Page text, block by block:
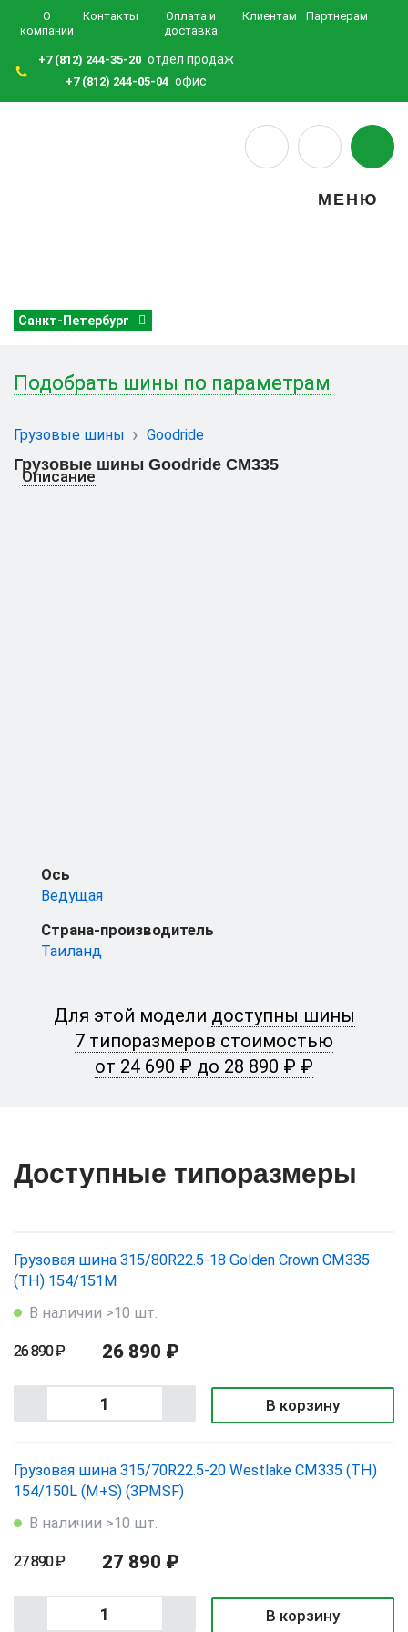
О
компании
Контакты
Оплата и
доставка
Клиентам Партнерам
+7 (812) 244-35-20 отдел продаж
+7 (812) 244-05-04 офис
Санкт-Петербург
МЕНЮ
Подобрать шины по параметрам
Грузовые шины Goodride
Грузовые шины Goodride CM335
Описание
Ось
Ведущая
Страна-производитель
Таиланд
Для этой модели доступны шины
7 типоразмеров стоимостью
от 24 690 ₽ до 28 890 ₽ ₽
Доступные типоразмеры
Грузовая шина 315/80R22.5-18 Golden Crown CM335
(TH) 154/151M
В наличии >10 шт.
26 890 ₽ 26 890 ₽
В корзину
Грузовая шина 315/70R22.5-20 Westlake CM335 (TH)
154/150L (M+S) (3PMSF)
В наличии >10 шт.
27 890 ₽ 27 890 ₽
В корзину